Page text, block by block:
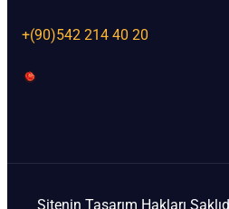
+(90)542 214 40 20
Sitenin Tasarım Hakları